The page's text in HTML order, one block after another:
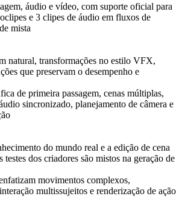
áudio e vídeo, com suporte oficial para
e 3 clipes de áudio em fluxos de
mista
natural, transformações no estilo VFX,
que preservam o desempenho e
de primeira passagem, cenas múltiplas,
sincronizado, planejamento de câmera e
do mundo real e a edição de cena
testes dos criadores são mistos na geração de
movimentos complexos,
multissujeitos e renderização de ação